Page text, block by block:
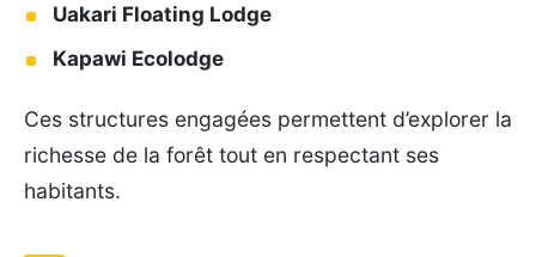
Uakari Floating Lodge
Kapawi Ecolodge
Ces structures engagées permettent d’explorer la
richesse de la forêt tout en respectant ses
habitants.